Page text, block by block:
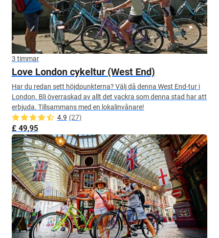
3 timmar
Love London cykeltur (West End)
Har du redan sett höjdpunkterna? Välj då denna West End-tur i
London. Bli överraskad av allt det vackra som denna stad har att
erbjuda. Tillsammans med en lokalinvånare!
4.9 (27)
£ 49,95